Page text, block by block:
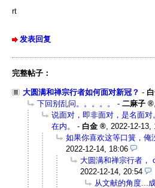
rt
发表回复
完整帖子：
大圆满和禅宗行者如何面对新冠？ -
下回别乱问。。。。。
- 二麻子
说面对，即非面对，是名面
在内。
- 白金
2022-12-13,
如果你喜欢这等口簧，俺
2022-12-14, 18:06
大圆满和禅宗行者，
2022-12-14, 20:54
从文献的角度...